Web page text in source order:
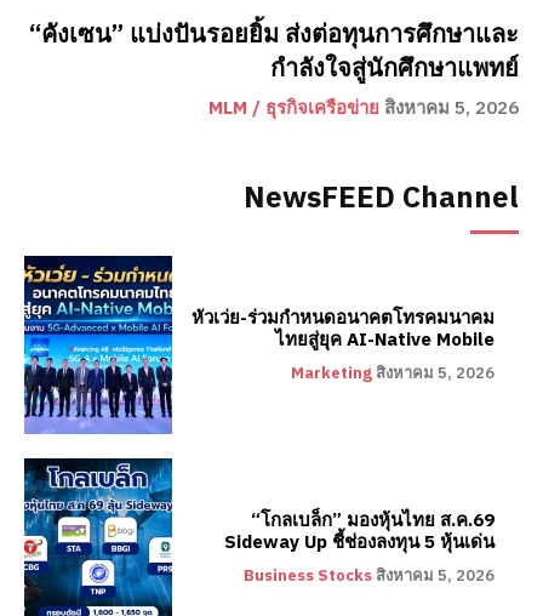
“คังเซน” แบ่งปันรอยยิ้ม ส่งต่อทุนการศึกษาและ
กำลังใจสู่นักศึกษาแพทย์
MLM / ธุรกิจเครือข่าย สิงหาคม 5, 2026
NewsFEED Channel
หัวเว่ย-ร่วมกำหนดอนาคตโทรคมนาคม
ไทยสู่ยุค AI-Native Mobile
Marketing สิงหาคม 5, 2026
“โกลเบล็ก” มองหุ้นไทย ส.ค.69
Sideway Up ชี้ช่องลงทุน 5 หุ้นเด่น
Business Stocks สิงหาคม 5, 2026